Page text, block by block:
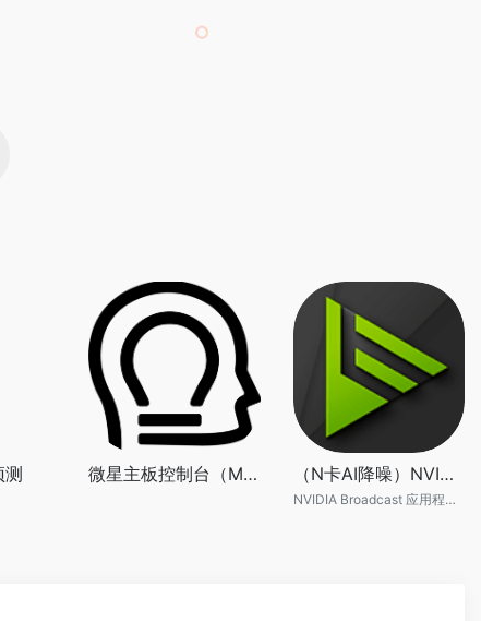
微星主板控制台（MSI-Center） （N卡AI降噪）NVIDIA Broadcast
NVIDIA Broadcast 应用程序可将任何房间变为家庭工作室。借助 AI 增强的语音和视频，将您的直播、语音聊天和视频会议通话提升到更高水平。